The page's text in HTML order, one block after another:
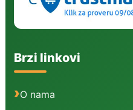
Brzi linkovi
O nama